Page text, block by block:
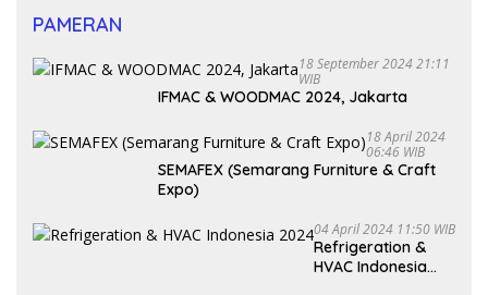
PAMERAN
18 September 2024 21:11
WIB
IFMAC & WOODMAC 2024, Jakarta
18 April 2024
06:46 WIB
SEMAFEX (Semarang Furniture & Craft
Expo)
04 April 2024 11:50 WIB
Refrigeration &
HVAC Indonesia